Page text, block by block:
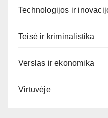
Technologijos ir
Teisė ir kriminalistika
Verslas ir ekonomika
Virtuvėje